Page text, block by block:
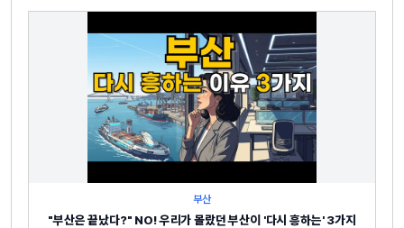
부산
"부산은 끝났다?" NO! 우리가 몰랐던 부산이 '다시 흥하는' 3가지